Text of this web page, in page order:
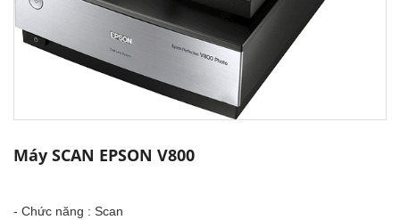
Máy SCAN EPSON V800
- Chức năng : Scan